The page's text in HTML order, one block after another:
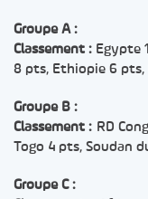
Groupe A :
Classement : Egypte
8 pts, Ethiopie 6 pts,
Groupe B :
Classement : RD
Togo 4 pts, Soudan
Groupe C :